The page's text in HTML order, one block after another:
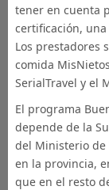
tener en cuenta
certificación,
Los prestadores
comida
SerialTravel y el
El programa
depende de la
del Ministerio de
en la provincia,
que en el resto